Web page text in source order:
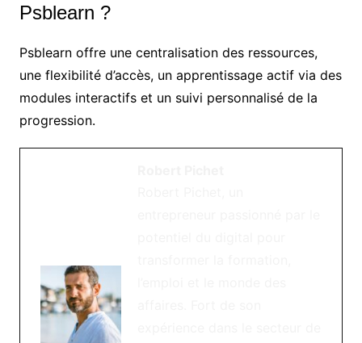
Psblearn ?
Psblearn offre une centralisation des ressources,
une flexibilité d’accès, un apprentissage actif via des
modules interactifs et un suivi personnalisé de la
progression.